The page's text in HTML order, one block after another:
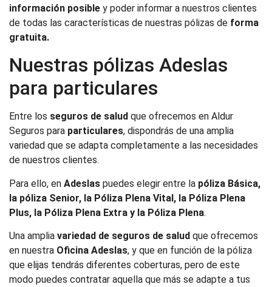
información posible y poder informar a nuestros clientes
de todas las características de nuestras pólizas de forma
gratuita.
Nuestras pólizas Adeslas
para particulares
Entre los seguros de salud que ofrecemos en Aldur
Seguros para particulares, dispondrás de una amplia
variedad que se adapta completamente a las necesidades
de nuestros clientes.
Para ello, en Adeslas puedes elegir entre la póliza Básica,
la póliza Senior, la Póliza Plena Vital, la Póliza Plena
Plus, la Póliza Plena Extra y la Póliza Plena.
Una amplia variedad de seguros de salud que ofrecemos
en nuestra Oficina Adeslas, y que en función de la póliza
que elijas tendrás diferentes coberturas, pero de este
modo puedes contratar aquella que más se adapte a tus